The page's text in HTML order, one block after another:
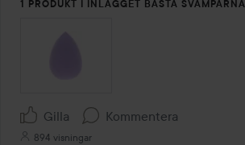
1 PRODUKT I INLÄGGET BÄSTA SVAMPARNA
Gilla Kommentera
894 visningar